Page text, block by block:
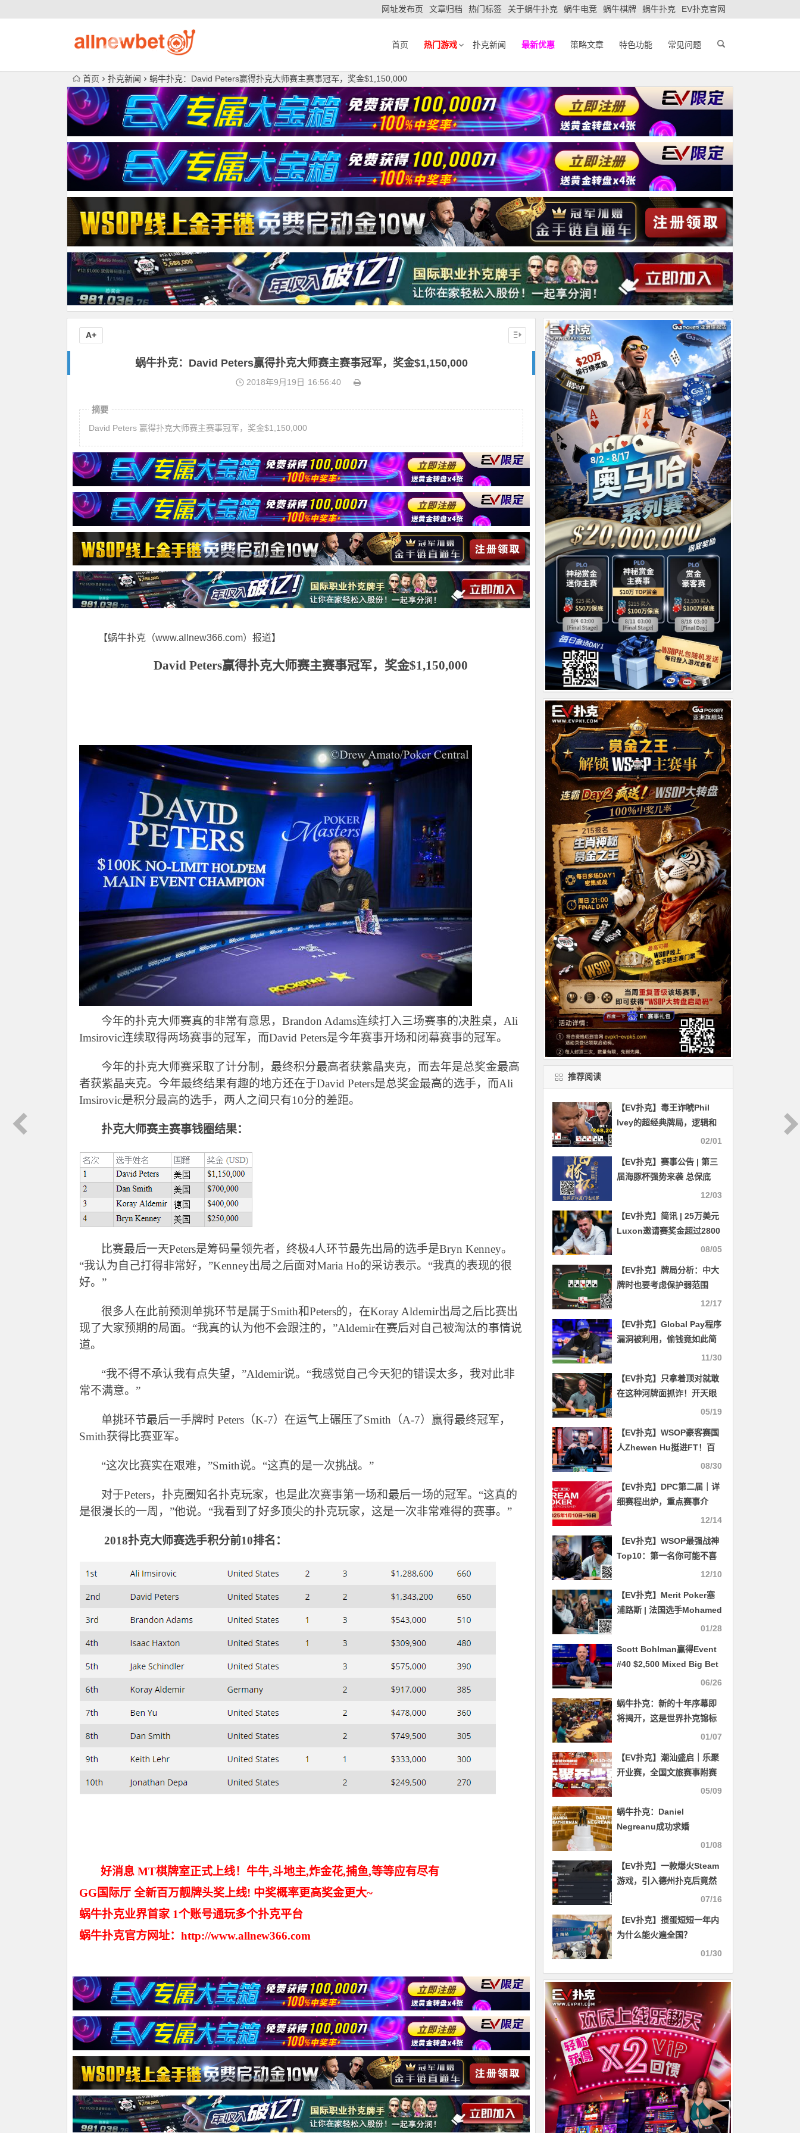
网址发布页 文章归档 热门标签 关于蜗牛扑克 蜗牛电竞 蜗牛棋牌 蜗牛扑克 EV扑克官网
首页 热门游戏 扑克新闻 最新优惠 策略文章 特色功能 常见问题
首页 扑克新闻 蜗牛扑克：David Peters赢得扑克大师赛主赛事冠军，奖金$1,150,000
蜗牛扑克：David Peters赢得扑克大师赛主赛事冠军，奖金$1,150,000
2018年9月19日 16:56:40
摘要
David Peters 赢得扑克大师赛主赛事冠军，奖金$1,150,000
【蜗牛扑克（www.allnew366.com）报道】
David Peters赢得扑克大师赛主赛事冠军，奖金$1,150,000
今年的扑克大师赛真的非常有意思，Brandon Adams连续打入三场赛事的决胜桌，Ali
Imsirovic连续取得两场赛事的冠军，而David Peters是今年赛事开场和闭幕赛事的冠军。
今年的扑克大师赛采取了计分制，最终积分最高者获紫晶夹克，而去年是总奖金最高
者获紫晶夹克。今年最终结果有趣的地方还在于David Peters是总奖金最高的选手，而Ali
Imsirovic是积分最高的选手，两人之间只有10分的差距。
扑克大师赛主赛事钱圈结果：
比赛最后一天Peters是筹码量领先者，终极4人环节最先出局的选手是Bryn Kenney。
“我认为自己打得非常好，”Kenney出局之后面对Maria Ho的采访表示。“我真的表现的很
好。”
很多人在此前预测单挑环节是属于Smith和Peters的，在Koray Aldemir出局之后比赛出
现了大家预期的局面。“我真的认为他不会跟注的，”Aldemir在赛后对自己被淘汰的事情说
道。
“我不得不承认我有点失望，”Aldemir说。“我感觉自己今天犯的错误太多，我对此非
常不满意。”
单挑环节最后一手牌时 Peters（K-7）在运气上碾压了Smith（A-7）赢得最终冠军，
Smith获得比赛亚军。
“这次比赛实在艰难，”Smith说。“这真的是一次挑战。”
对于Peters，扑克圈知名扑克玩家，也是此次赛事第一场和最后一场的冠军。“这真的
是很漫长的一周，”他说。“我看到了好多顶尖的扑克玩家，这是一次非常难得的赛事。”
2018扑克大师赛选手积分前10排名：
好消息 MT棋牌室正式上线！牛牛,斗地主,炸金花,捕鱼,等等应有尽有
GG国际厅 全新百万靓牌头奖上线! 中奖概率更高奖金更大~
蜗牛扑克业界首家 1个账号通玩多个扑克平台
蜗牛扑克官方网址：http://www.allnew366.com
A+
推荐阅读
【EV扑克】毒王诈唬Phil
Ivey的超经典牌局，逻辑和
直觉的猛烈交锋，让人看了
02/01
【EV扑克】赛事公告 | 第三
届海豚杯强势来袭 总保底
208W旅游基金（12月1512/03
【EV扑克】​简讯 | 25万美元
Luxon邀请赛奖金超过2800
万美元；Sean Perry领先08/05
【EV扑克】牌局分析：中大
牌时也要考虑保护弱范围
12/17
【EV扑克】Global Pay程序
漏洞被利用，偷钱竟如此简
单，受害者全是高额玩家11/30
【EV扑克】只拿着顶对就敢
在这种河牌面抓诈！开天眼
05/19
【EV扑克】WSOP豪客赛国
人Zhewen Hu挺进FT！百
Ｗ级别幸运赛到来，精彩连
08/30
【EV扑克】DPC第二届｜详
细赛程出炉，重点赛事介
绍，年度收官之战先锋赛事
枪！
12/14
【EV扑克】WSOP最强战神
Top10：第一名你可能不喜
12/10
【EV扑克】Merit Poker塞
浦路斯 | 法国选手Mohamed
Mokrani获得主赛冠军，复
日
01/28
Scott Bohlman赢得Event
#40 $2,500 Mixed Big Bet
06/26
蜗牛扑克：新的十年序幕即
将揭开，这是世界扑克锦标
01/07
【EV扑克】潮汕盛启｜乐聚
开业赛，全国文旅赛事附赛
资格卡！牌友集结，赴一场
05/09
蜗牛扑克：Daniel
Negreanu成功求婚
01/08
【EV扑克】一款爆火Steam
游戏，引入德州扑克后竟然
07/16
【EV扑克】掼蛋短短一年内
为什么能火遍全国？
01/30